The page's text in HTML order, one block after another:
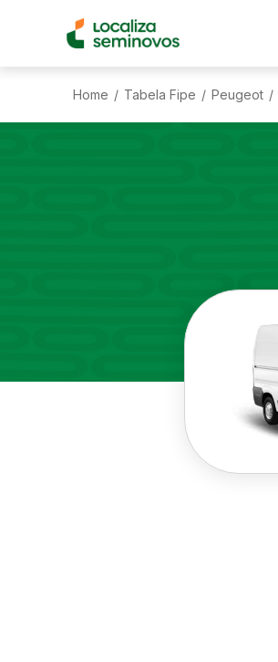
Home / Tabela Fipe / Peugeot /